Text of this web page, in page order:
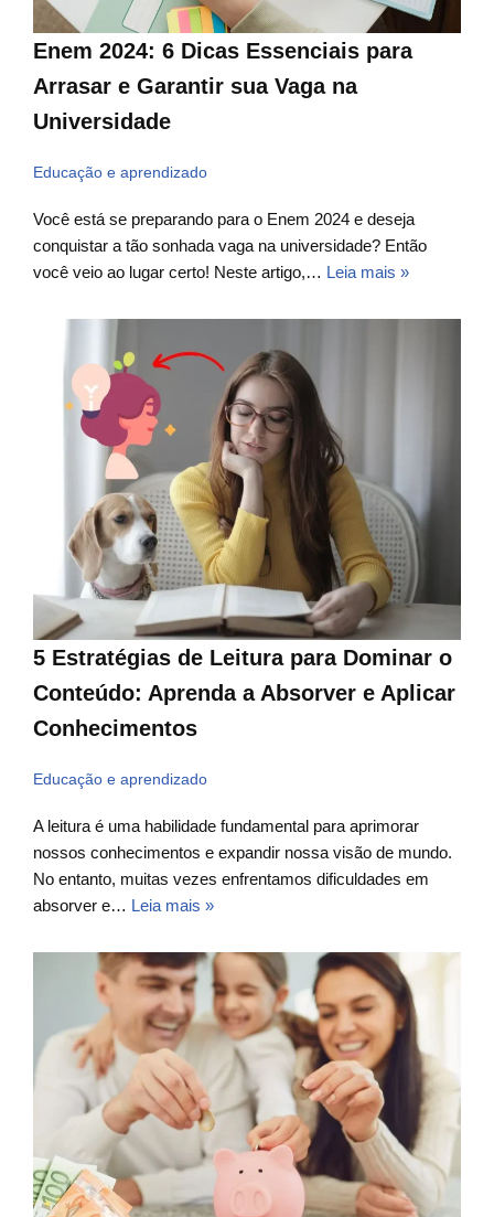
Enem 2024: 6 Dicas Essenciais para
Arrasar e Garantir sua Vaga na
Universidade
Educação e aprendizado
Você está se preparando para o Enem 2024 e deseja
conquistar a tão sonhada vaga na universidade? Então
você veio ao lugar certo! Neste artigo,… Leia mais »
5 Estratégias de Leitura para Dominar o
Conteúdo: Aprenda a Absorver e Aplicar
Conhecimentos
Educação e aprendizado
A leitura é uma habilidade fundamental para aprimorar
nossos conhecimentos e expandir nossa visão de mundo.
No entanto, muitas vezes enfrentamos dificuldades em
absorver e… Leia mais »